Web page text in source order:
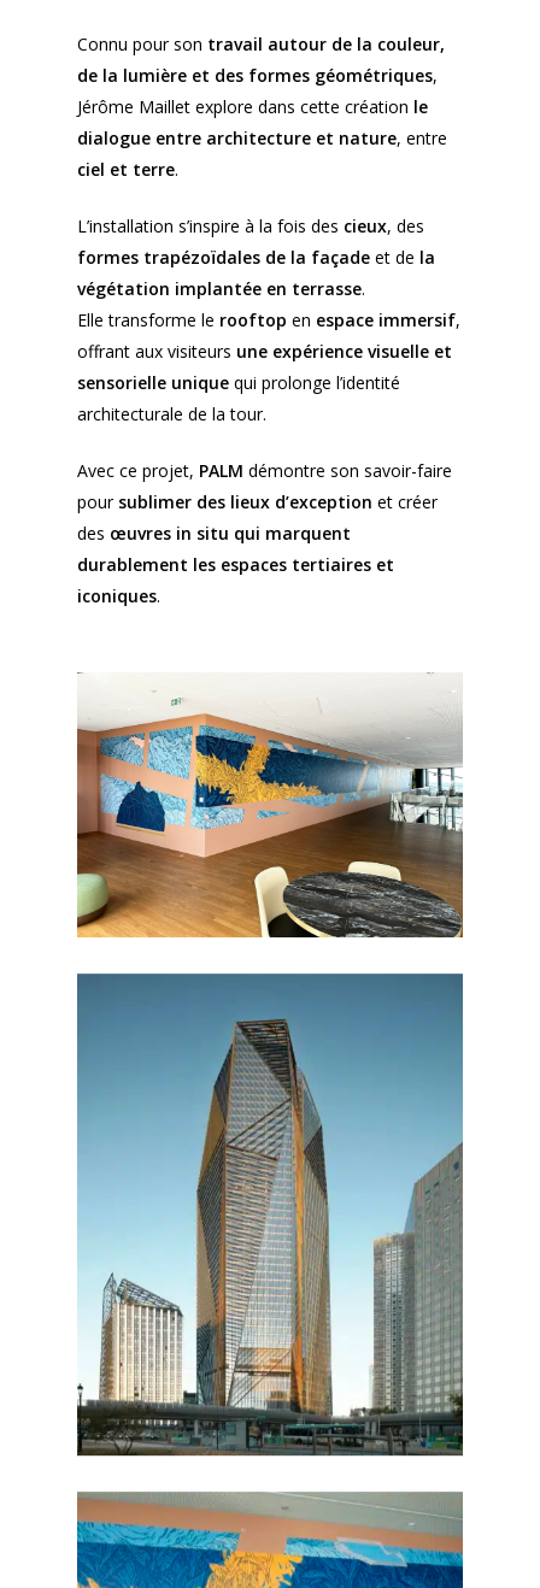
Connu pour son travail autour de la couleur,
de la lumière et des formes géométriques,
Jérôme Maillet explore dans cette création le
dialogue entre architecture et nature, entre
ciel et terre.
L’installation s’inspire à la fois des cieux, des
formes trapézoïdales de la façade et de la
végétation implantée en terrasse.
Elle transforme le rooftop en espace immersif,
offrant aux visiteurs une expérience visuelle et
sensorielle unique qui prolonge l’identité
architecturale de la tour.
Avec ce projet, PALM démontre son savoir-faire
pour sublimer des lieux d’exception et créer
des œuvres in situ qui marquent
durablement les espaces tertiaires et
iconiques.